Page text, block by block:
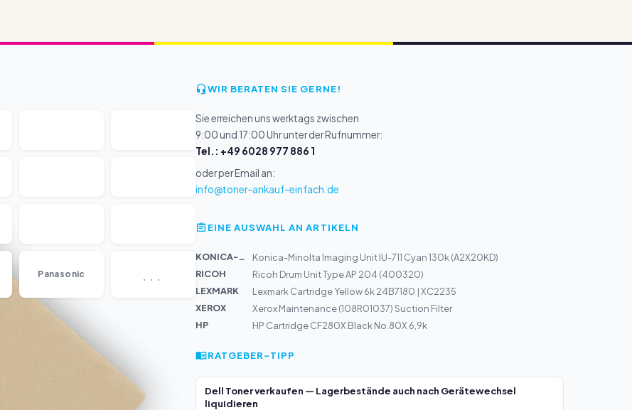
Panasonic ...
WIR BERATEN SIE GERNE!
Sie erreichen uns werktags zwischen
9:00 und 17:00 Uhr unter der Rufnummer:
Tel.: +49 6028 977 886 1
oder per Email an:
info@toner-ankauf-einfach.de
EINE AUSWAHL AN ARTIKELN
KONICA-MIN...
Konica-Minolta Imaging Unit IU-711 Cyan 130k (A2X20KD)
RICOH
Ricoh Drum Unit Type AP 204 (400320)
LEXMARK
Lexmark Cartridge Yellow 6k 24B7180 | XC2235
XEROX
Xerox Maintenance (108R01037) Suction Filter
HP
HP Cartridge CF280X Black No.80X 6,9k
RATGEBER-TIPP
Dell Toner verkaufen — Lagerbestände auch nach Gerätewechsel
liquidieren